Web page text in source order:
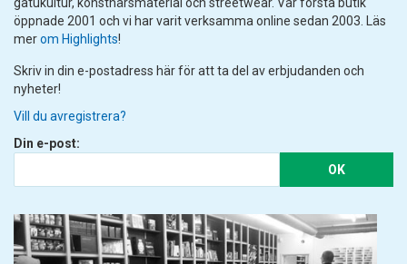
gatukultur, konstnärsmaterial och streetwear. Vår första butik
öppnade 2001 och vi har varit verksamma online sedan 2003. Läs
merom Highlights!
Skriv in din e-postadress här för att ta del av erbjudanden och
nyheter!
Vill du avregistrera?
Din e-post:
OK